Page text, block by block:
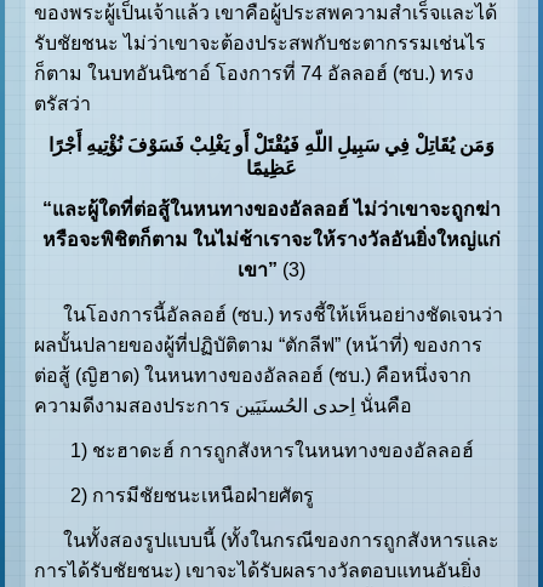
ของพระผู้เป็นเจ้าแล้ว เขาคือผู้ประสพความสำเร็จและได้
รับชัยชนะ ไม่ว่าเขาจะต้องประสพกับชะตากรรมเช่นไร
ก็ตาม ในบทอันนิซาอ์ โองการที่ 74 อัลลอฮ์ (ซบ.) ทรง
ตรัสว่า
وَمَن يُقَاتِلْ فِي سَبِيلِ اللّهِ فَيُقْتَلْ أَو يَغْلِبْ فَسَوْفَ نُؤْتِيهِ أَجْرًا
عَظِيمًا
“และผู้ใดที่ต่อสู้ในหนทางของอัลลอฮ์ ไม่ว่าเขาจะถูกฆ่า
หรือจะพิชิตก็ตาม ในไม่ช้าเราจะให้รางวัลอันยิ่งใหญ่แก่
เขา” (3)
ในโองการนี้อัลลอฮ์ (ซบ.) ทรงชี้ให้เห็นอย่างชัดเจนว่า
ผลบั้นปลายของผู้ที่ปฏิบัติตาม “ตักลีฟ” (หน้าที่) ของการ
ต่อสู้ (ญิฮาด) ในหนทางของอัลลอฮ์ (ซบ.) คือหนึ่งจาก
ความดีงามสองประการ اِحدی الحُسنَیَين นั่นคือ
1) ชะฮาดะฮ์ การถูกสังหารในหนทางของอัลลอฮ์
2) การมีชัยชนะเหนือฝ่ายศัตรู
ในทั้งสองรูปแบบนี้ (ทั้งในกรณีของการถูกสังหารและ
การได้รับชัยชนะ) เขาจะได้รับผลรางวัลตอบแทนอันยิ่ง